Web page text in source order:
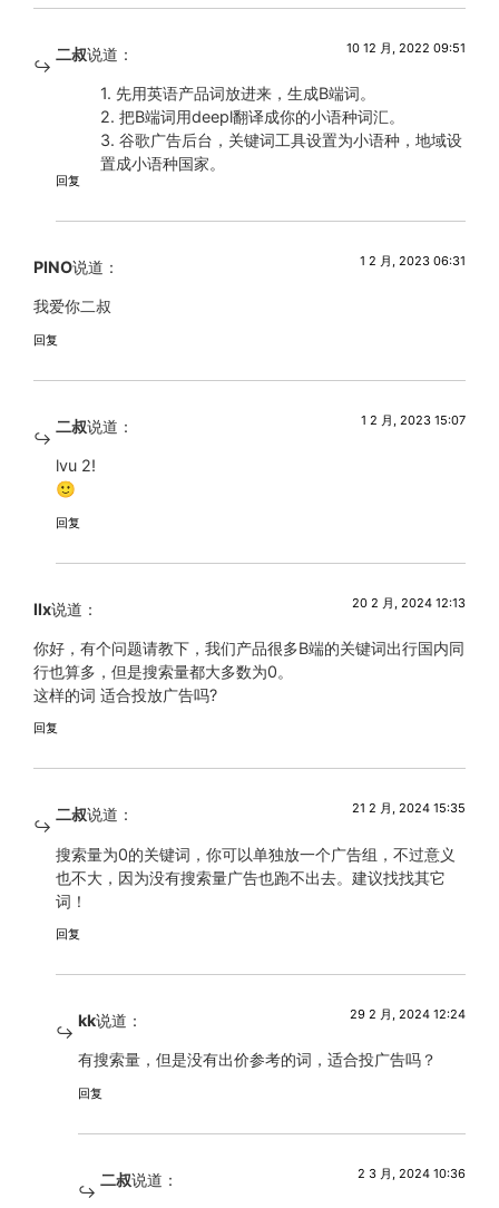
二叔说道： 10 12 月, 2022 09:51
1. 先用英语产品词放进来，生成B端词。
2. 把B端词用deepl翻译成你的小语种词汇。
3. 谷歌广告后台，关键词工具设置为小语种，地域设
置成小语种国家。
回复
PINO说道： 1 2 月, 2023 06:31
我爱你二叔
回复
二叔说道： 1 2 月, 2023 15:07
lvu 2!
🙂
回复
llx说道： 20 2 月, 2024 12:13
你好，有个问题请教下，我们产品很多B端的关键词出行国内同
行也算多，但是搜索量都大多数为0。
这样的词 适合投放广告吗?
回复
二叔说道： 21 2 月, 2024 15:35
搜索量为0的关键词，你可以单独放一个广告组，不过意义
也不大，因为没有搜索量广告也跑不出去。建议找找其它
词！
回复
kk说道： 29 2 月, 2024 12:24
有搜索量，但是没有出价参考的词，适合投广告吗？
回复
二叔说道： 2 3 月, 2024 10:36